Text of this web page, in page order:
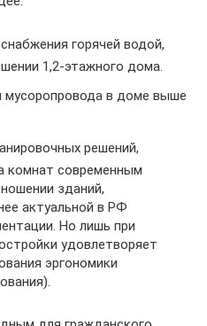
горячей водой,
1,2-этажного дома.
мусоропровода в доме выше
решений,
комнат современным
зданий,
актуальной в РФ
Но лишь при
удовлетворяет
эргономики